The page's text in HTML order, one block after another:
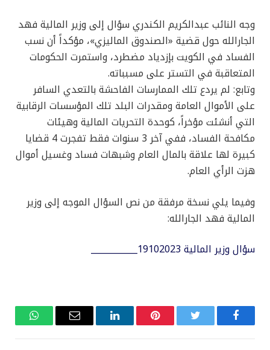
وجه النائب عبدالكريم الكندري سؤال إلى وزير المالية فهد
الجارالله حول قضية «الصندوق الماليزي»، مؤكداً أن نسب
الفساد في الكويت بإزدياد مضطرد، واستمرت الحكومات
المتعاقبة في التستر على مسبباته.
وتابع: لم يردع تلك الممارسات الفاحشة بالتعدي السافر
على الأموال العامة ومقدرات البلد تلك المؤسسات الرقابية
التي أنشئت مؤخراً، كوحدة التحريات المالية وهيئات
مكافحة الفساد، ففي آخر 3 سنوات فقط تفجرت 4 قضايا
كبيرة لها علاقة بالمال العام وشبهات فساد وغسيل أموال
هزت الرأي العام.
وفيما يلي نسخة مرفقة من نص السؤال الموجه إلى وزير
المالية فهد الجارالله:
سؤال وزير المالية 19102023___________
فيسبوك تويتر بينتيريستلينكدإن
البريد
واتساب